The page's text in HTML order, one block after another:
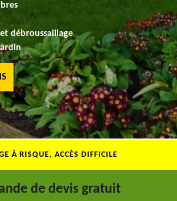
et débroussaillage
À RISQUE, ACCÈS DIFFICILE
de devis gratuit